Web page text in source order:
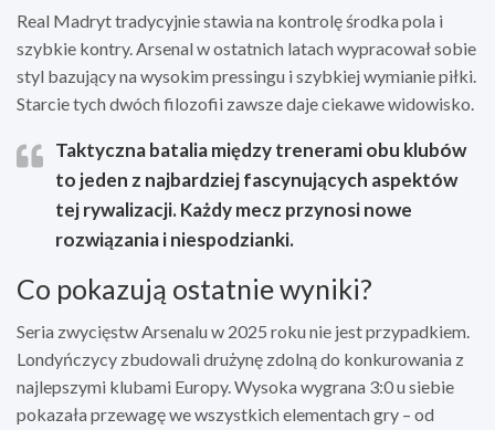
Real Madryt tradycyjnie stawia na kontrolę środka pola i
szybkie kontry. Arsenal w ostatnich latach wypracował sobie
styl bazujący na wysokim pressingu i szybkiej wymianie piłki.
Starcie tych dwóch filozofii zawsze daje ciekawe widowisko.
Taktyczna batalia między trenerami obu klubów
to jeden z najbardziej fascynujących aspektów
tej rywalizacji. Każdy mecz przynosi nowe
rozwiązania i niespodzianki.
Co pokazują ostatnie wyniki?
Seria zwycięstw Arsenalu w 2025 roku nie jest przypadkiem.
Londyńczycy zbudowali drużynę zdolną do konkurowania z
najlepszymi klubami Europy. Wysoka wygrana 3:0 u siebie
pokazała przewagę we wszystkich elementach gry – od